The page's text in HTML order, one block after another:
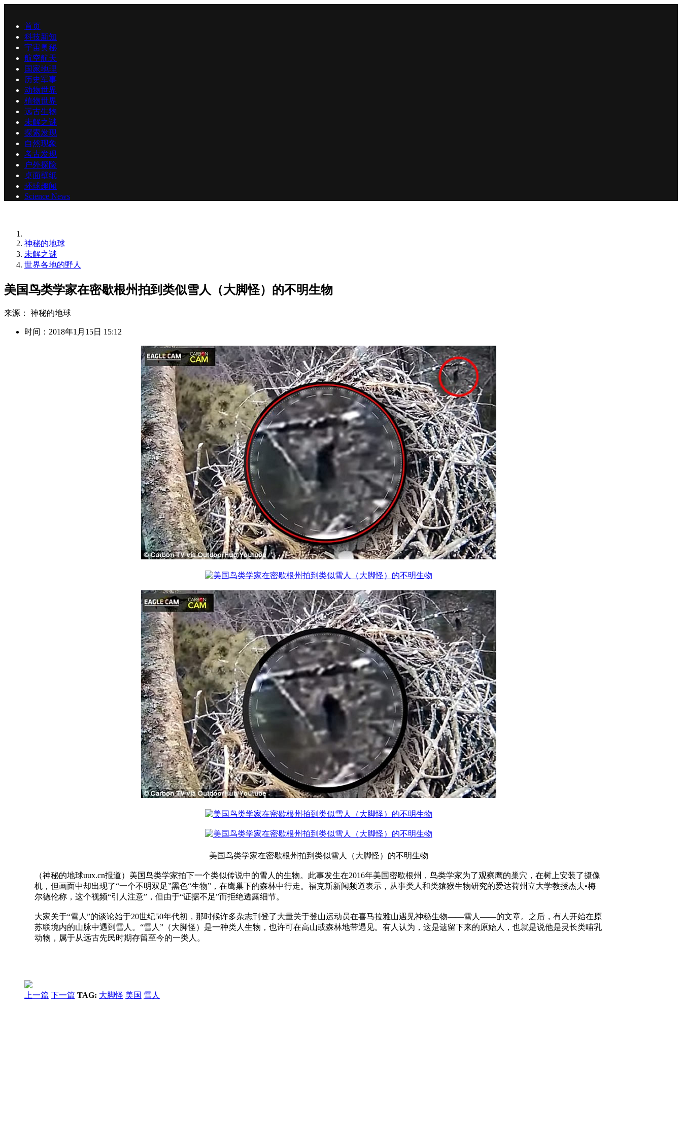
首页
科技新知
宇宙奥秘
航空航天
国家地理
历史军事
动物世界
植物世界
远古生物
未解之谜
探索发现
自然现象
考古发现
户外探险
桌面壁纸
环球趣闻
Science News
神秘的地球
未解之谜
世界各地的野人
美国鸟类学家在密歇根州拍到类似雪人（大脚怪）的不明生物
来源： 神秘的地球
时间：2018年1月15日 15:12
美国鸟类学家在密歇根州拍到类似雪人（大脚怪）的不明生物
（神秘的地球uux.cn报道）美国鸟类学家拍下一个类似传说中的雪人的生物。此事发生在2016年美国密歇根州，鸟类学家为了观察鹰的巢穴，在树上安装了摄像
机，但画面中却出现了“一个不明双足”黑色“生物”，在鹰巢下的森林中行走。福克斯新闻频道表示，从事类人和类猿猴生物研究的爱达荷州立大学教授杰夫•梅
尔德伦称，这个视频“引人注意”，但由于“证据不足”而拒绝透露细节。
大家关于“雪人”的谈论始于20世纪50年代初，那时候许多杂志刊登了大量关于登山运动员在喜马拉雅山遇见神秘生物——雪人——的文章。之后，有人开始在原
苏联境内的山脉中遇到雪人。“雪人”（大脚怪）是一种类人生物，也许可在高山或森林地带遇见。有人认为，这是遗留下来的原始人，也就是说他是灵长类哺乳
动物，属于从远古先民时期存留至今的一类人。
上一篇 下一篇 TAG: 大脚怪 美国 雪人